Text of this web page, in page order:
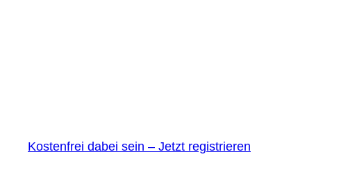
Kostenfrei dabei sein – Jetzt registrieren